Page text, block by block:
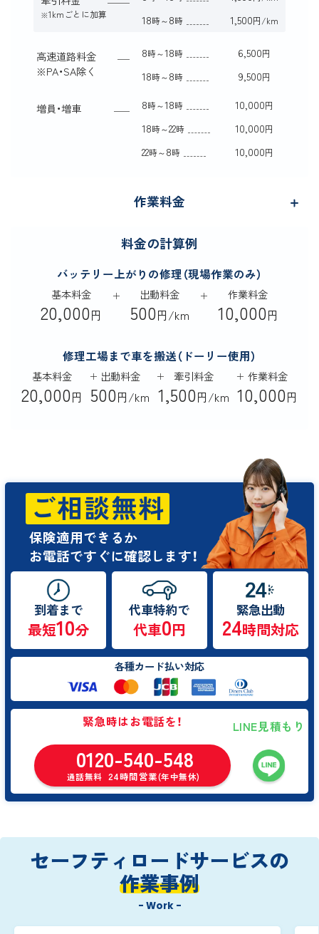
※1kmごとに加算 18時～8時 1,500円/km
高速道路料金
※PA・SA除く
8時～18時 6,500円
18時～8時 9,500円
増員・増車 8時～18時 10,000円
18時～22時 10,000円
22時～8時 10,000円
作業料金
料金の計算例
バッテリー上がりの修理（現場作業のみ）
基本料金
20,000円
出動料金
500円/km
作業料金
10,000円
修理工場まで車を搬送（ドーリー使用）
基本料金
20,000円
出動料金
500円/km
牽引料金
1,500円/km
作業料金
10,000円
ご相談無料
保険適用できるか
お電話ですぐに確認します！
到着まで
最短10分
代車特約で
代車0円
緊急出動
24時間対応
各種カード払い対応
緊急時はお電話を！
0120-540-548
通話無料 24時間営業(年中無休)
LINE見積もり
セーフティロードサービスの
作業事例
- Work -